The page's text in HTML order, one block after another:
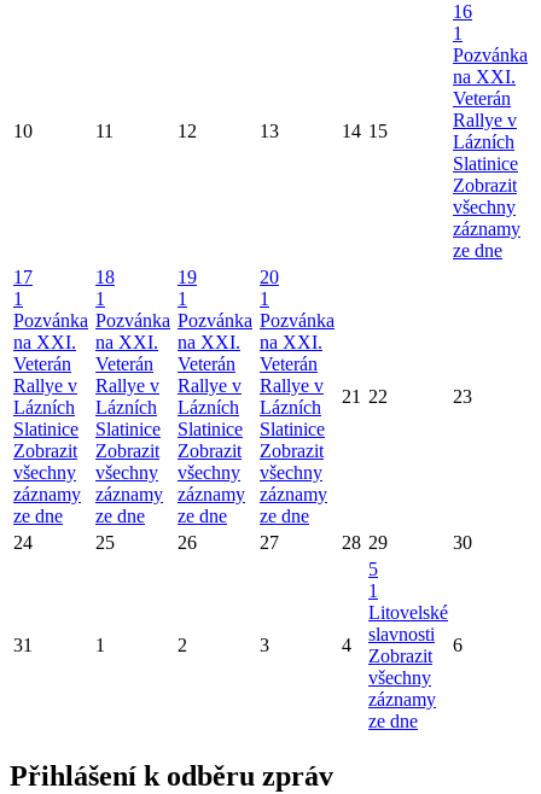
10 11 12 13 14 15
16
1
Pozvánka
na XXI.
Veterán
Rallye v
Lázních
Slatinice
Zobrazit
všechny
záznamy
ze dne
17
1
Pozvánka
na XXI.
Veterán
Rallye v
Lázních
Slatinice
Zobrazit
všechny
záznamy
ze dne
18
1
Pozvánka
na XXI.
Veterán
Rallye v
Lázních
Slatinice
Zobrazit
všechny
záznamy
ze dne
19
1
Pozvánka
na XXI.
Veterán
Rallye v
Lázních
Slatinice
Zobrazit
všechny
záznamy
ze dne
20
1
Pozvánka
na XXI.
Veterán
Rallye v
Lázních
Slatinice
Zobrazit
všechny
záznamy
ze dne
21 22 23
24 25 26 27 28 29 30
31 1 2 3 4
5
1
Litovelské
slavnosti
Zobrazit
všechny
záznamy
ze dne
6
Přihlášení k odběru zpráv